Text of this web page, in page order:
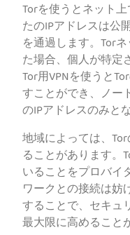
Torを使うとネット
たのIPアドレスは公
を通過します。Tor
た場合、個人が特定
Tor用VPNを使うと
すことができ、ノー
のIPアドレスのみと
地域によっては、
ることがあります。
いることをプロバイ
ワークとの接続は妨
することで、セキュ
最大限に高めること